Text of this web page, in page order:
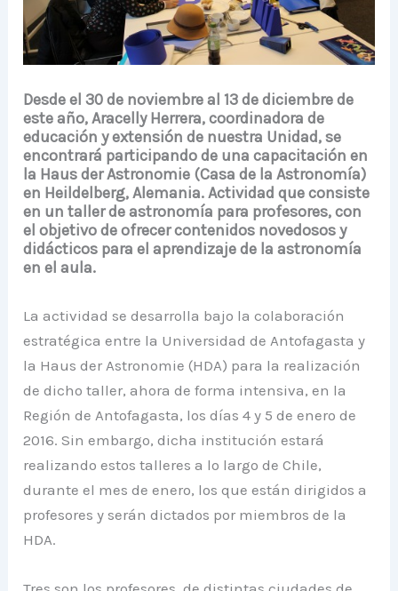
Desde el 30 de noviembre al 13 de diciembre de
este año, Aracelly Herrera, coordinadora de
educación y extensión de nuestra Unidad, se
encontrará participando de una capacitación en
la Haus der Astronomie (Casa de la Astronomía)
en Heildelberg, Alemania. Actividad que consiste
en un taller de astronomía para profesores, con
el objetivo de ofrecer contenidos novedosos y
didácticos para el aprendizaje de la astronomía
en el aula.
La actividad se desarrolla bajo la colaboración
estratégica entre la Universidad de Antofagasta y
la Haus der Astronomie (HDA) para la realización
de dicho taller, ahora de forma intensiva, en la
Región de Antofagasta, los días 4 y 5 de enero de
2016. Sin embargo, dicha institución estará
realizando estos talleres a lo largo de Chile,
durante el mes de enero, los que están dirigidos a
profesores y serán dictados por miembros de la
HDA.